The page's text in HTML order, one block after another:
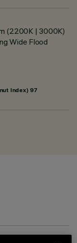
(2200K | 3000K)
Wide Flood
Index) 97